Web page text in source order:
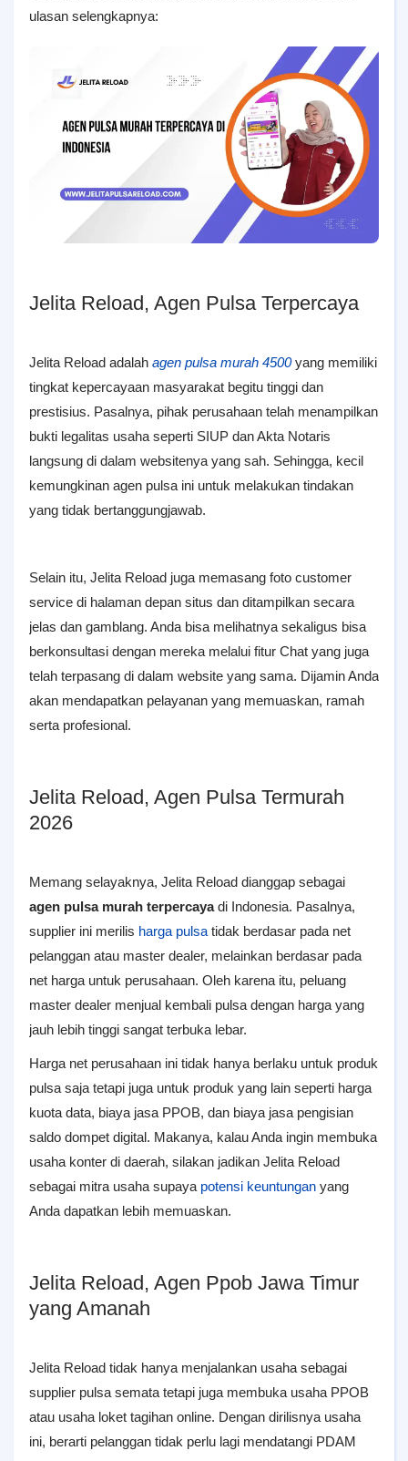
ulasan selengkapnya:
Jelita Reload, Agen Pulsa Terpercaya
Jelita Reload adalah agen pulsa murah 4500yang memiliki
tingkat kepercayaan masyarakat begitu tinggi dan
prestisius. Pasalnya, pihak perusahaan telah menampilkan
bukti legalitas usaha seperti SIUP dan Akta Notaris
langsung di dalam websitenya yang sah. Sehingga, kecil
kemungkinan agen pulsa ini untuk melakukan tindakan
yang tidak bertanggungjawab.
Selain itu, Jelita Reload juga memasang foto customer
service di halaman depan situs dan ditampilkan secara
jelas dan gamblang. Anda bisa melihatnya sekaligus bisa
berkonsultasi dengan mereka melalui fitur Chat yang juga
telah terpasang di dalam website yang sama. Dijamin Anda
akan mendapatkan pelayanan yang memuaskan, ramah
serta profesional.
Jelita Reload, Agen Pulsa Termurah
2026
Memang selayaknya, Jelita Reload dianggap sebagai
agen pulsa murah terpercayadi Indonesia. Pasalnya,
supplier ini merilis harga pulsa tidak berdasar pada net
pelanggan atau master dealer, melainkan berdasar pada
net harga untuk perusahaan. Oleh karena itu, peluang
master dealer menjual kembali pulsa dengan harga yang
jauh lebih tinggi sangat terbuka lebar.
Harga net perusahaan ini tidak hanya berlaku untuk produk
pulsa saja tetapi juga untuk produk yang lain seperti harga
kuota data, biaya jasa PPOB, dan biaya jasa pengisian
saldo dompet digital. Makanya, kalau Anda ingin membuka
usaha konter di daerah, silakan jadikan Jelita Reload
sebagai mitra usaha supaya potensi keuntungan yang
Anda dapatkan lebih memuaskan.
Jelita Reload, Agen Ppob Jawa Timur
yang Amanah
Jelita Reload tidak hanya menjalankan usaha sebagai
supplier pulsa semata tetapi juga membuka usaha PPOB
atau usaha loket tagihan online. Dengan dirilisnya usaha
ini, berarti pelanggan tidak perlu lagi mendatangi PDAM